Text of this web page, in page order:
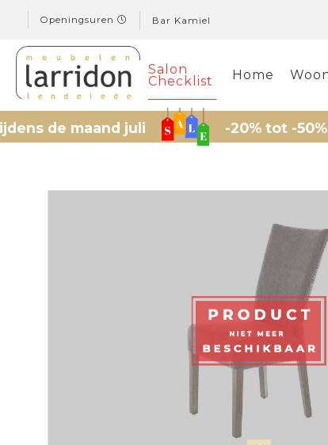
Openingsuren Bar Kamiel
Salon
Checklist Home
de maand juli -20% tot -50% op